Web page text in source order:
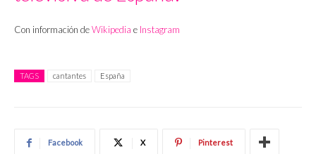
Con información deWikipedia e Instagram
TAGS cantantes España
Facebook X Pinterest